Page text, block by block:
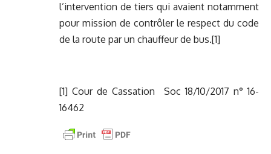
l’intervention de tiers qui avaient notamment
pour mission de contrôler le respect du code
de la route par un chauffeur de bus.[1]
[1] Cour de Cassation Soc 18/10/2017 n° 16-
16462